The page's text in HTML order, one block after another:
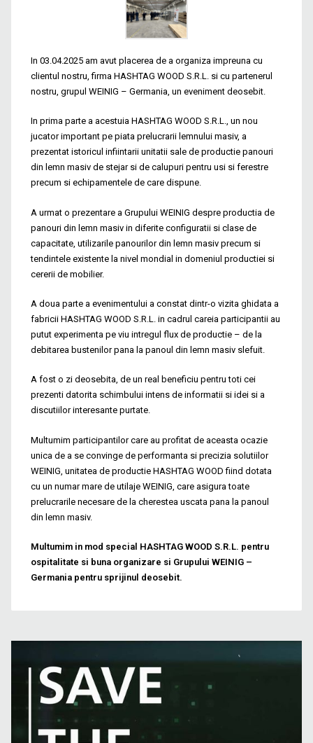
In 03.04.2025 am avut placerea de a organiza impreuna cu
clientul nostru, firma HASHTAG WOOD S.R.L. si cu partenerul
nostru, grupul WEINIG – Germania, un eveniment deosebit.
In prima parte a acestuia HASHTAG WOOD S.R.L., un nou
jucator important pe piata prelucrarii lemnului masiv, a
prezentat istoricul infiintarii unitatii sale de productie panouri
din lemn masiv de stejar si de calupuri pentru usi si ferestre
precum si echipamentele de care dispune.
A urmat o prezentare a Grupului WEINIG despre productia de
panouri din lemn masiv in diferite configuratii si clase de
capacitate, utilizarile panourilor din lemn masiv precum si
tendintele existente la nivel mondial in domeniul productiei si
cererii de mobilier.
A doua parte a evenimentului a constat dintr-o vizita ghidata a
fabricii HASHTAG WOOD S.R.L. in cadrul careia participantii au
putut experimenta pe viu intregul flux de productie – de la
debitarea bustenilor pana la panoul din lemn masiv slefuit.
A fost o zi deosebita, de un real beneficiu pentru toti cei
prezenti datorita schimbului intens de informatii si idei si a
discutiilor interesante purtate.
Multumim participantilor care au profitat de aceasta ocazie
unica de a se convinge de performanta si precizia solutiilor
WEINIG, unitatea de productie HASHTAG WOOD fiind dotata
cu un numar mare de utilaje WEINIG, care asigura toate
prelucrarile necesare de la cherestea uscata pana la panoul
din lemn masiv.
Multumim in mod special HASHTAG WOOD S.R.L. pentru
ospitalitate si buna organizare si Grupului WEINIG –
Germania pentru sprijinul deosebit.